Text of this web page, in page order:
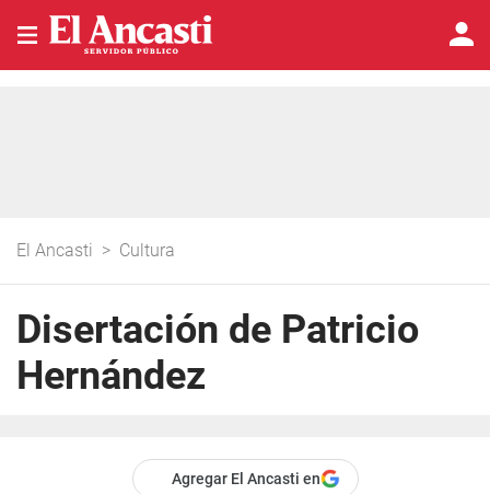
El Ancasti > Cultura
Disertación de Patricio
Hernández
Agregar El Ancasti en